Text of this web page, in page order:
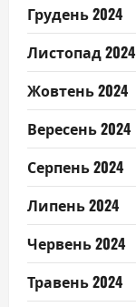
Грудень 2024
Листопад 2024
Жовтень 2024
Вересень 2024
Серпень 2024
Липень 2024
Червень 2024
Травень 2024